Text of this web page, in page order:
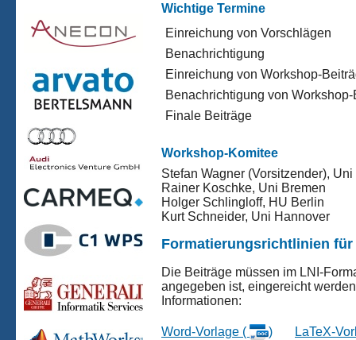
Wichtige Termine
Einreichung von Vorschlägen
Benachrichtigung
Einreichung von Workshop-
Benachrichtigung von
Finale Beiträge
Workshop-Komitee
Stefan Wagner (Vorsitzender), Uni
Rainer Koschke, Uni Bremen
Holger Schlingloff, HU Berlin
Kurt Schneider, Uni Hannover
Formatierungsrichtlinien
Die Beiträge müssen im LNI-
angegeben ist, eingereicht
Informationen:
Word-Vorlage ( ) LaTeX-